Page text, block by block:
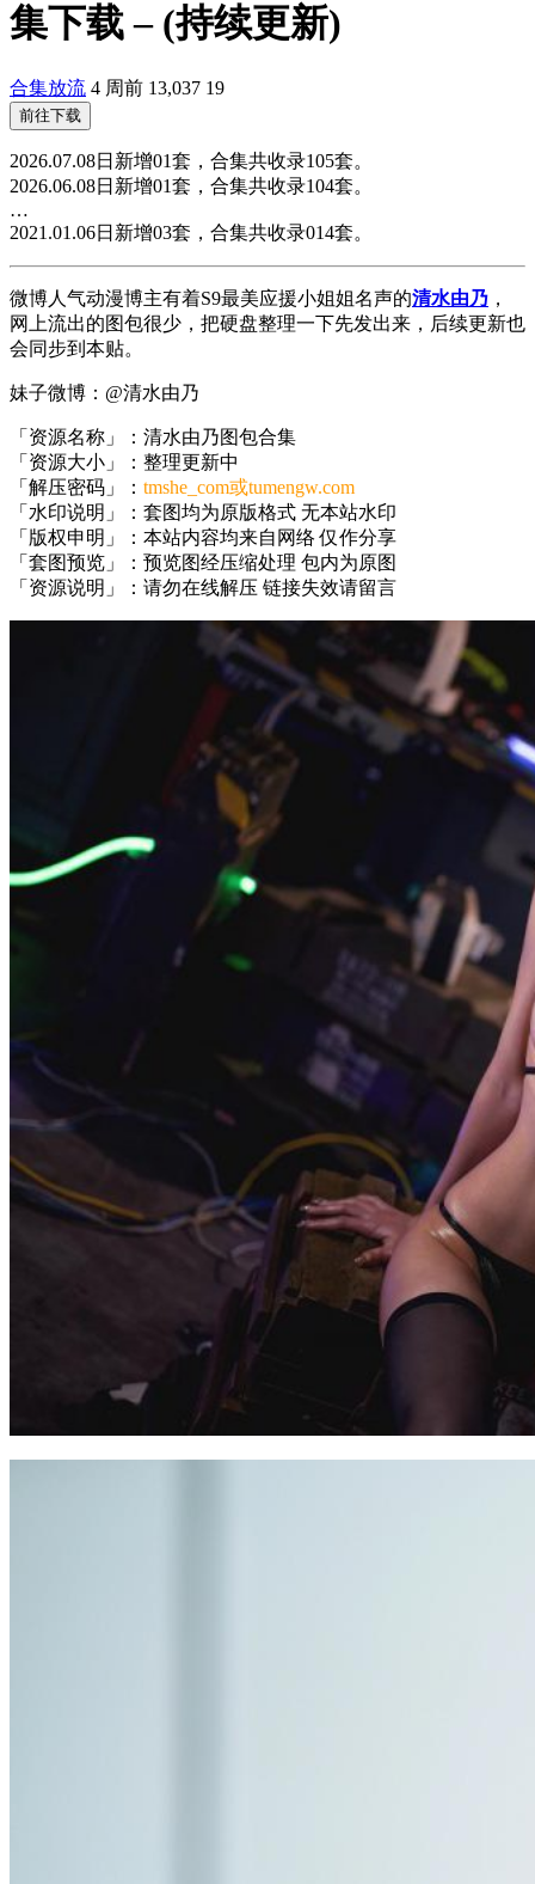
集下载 – (持续更新)
合集放流 4 周前 13,037 19
前往下载
2026.07.08日新增01套，合集共收录105套。
2026.06.08日新增01套，合集共收录104套。
…
2021.01.06日新增03套，合集共收录014套。
微博人气动漫博主有着S9最美应援小姐姐名声的清水由乃 ，
网上流出的图包很少，把硬盘整理一下先发出来，后续更新也
会同步到本贴。
妹子微博：@清水由乃
「资源名称」：清水由乃图包合集
「资源大小」：整理更新中
「解压密码」： tmshe_com或tumengw.com
「水印说明」：套图均为原版格式 无本站水印
「版权申明」：本站内容均来自网络 仅作分享
「套图预览」：预览图经压缩处理 包内为原图
「资源说明」：请勿在线解压 链接失效请留言